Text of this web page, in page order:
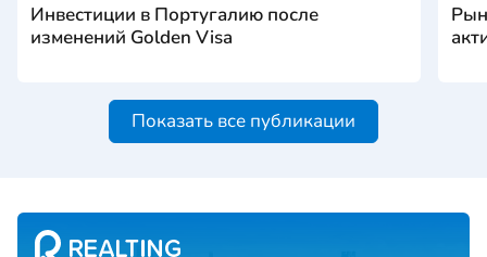
Инвестиции в Португалию после
изменений Golden Visa
Показать все публикации